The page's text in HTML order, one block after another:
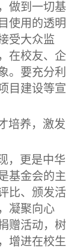
做到一切基
使用的透明
受大众监
在校友、企
。要充分利
目建设等宣
培养，激发
，更是中华
基金会的主
比、颁发活
凝聚向心
赠活动，树
增进在校生